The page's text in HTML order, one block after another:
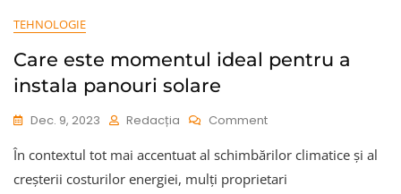
TEHNOLOGIE
Care este momentul ideal pentru a
instala panouri solare
Dec. 9, 2023 Redacția CommentOn
Este
Momentul
În contextul tot mai accentuat al schimbărilor climatice și al
creșterii costurilor energiei, mulți proprietari